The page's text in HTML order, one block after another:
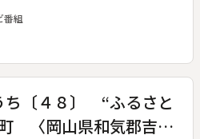
谷中霊園、数々の寺、大名時計
館など、今に生きる“江戸”と
番組
ち〔４８〕 “ふるさと
〈岡山県和気郡吉永